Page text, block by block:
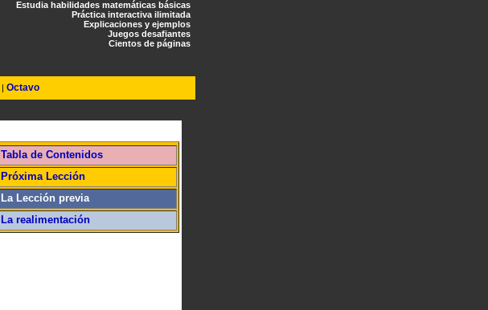
Estudia habilidades matemáticas básicas
Práctica interactiva ilimitada
Explicaciones y ejemplos
Juegos desafiantes
Cientos de páginas
| Octavo
Tabla de Contenidos
Próxima Lección
La Lección previa
La realimentación